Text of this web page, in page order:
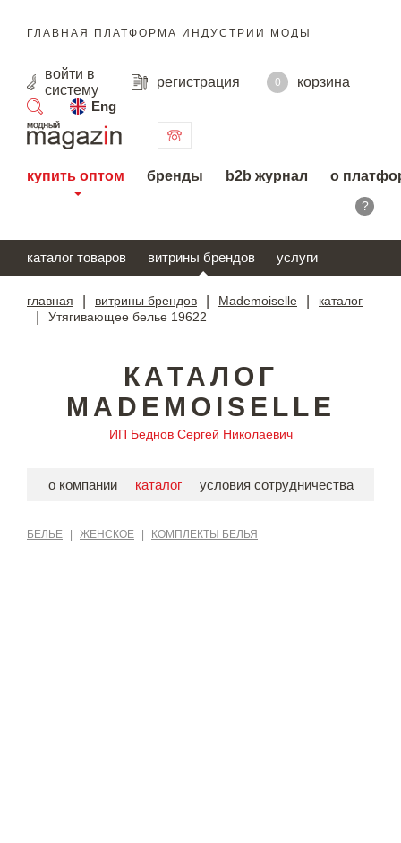
ГЛАВНАЯ ПЛАТФОРМА ИНДУСТРИИ МОДЫ
войти в
систему
регистрация 0
корзина
Eng
поиск
купить оптом бренды b2b журнал о
?
каталог товаров витрины брендов услуги
главная витрины брендов Mademoiselle каталог
Утягивающее белье 19622
КАТАЛОГ
MADEMOISELLE
ИП Беднов Сергей Николаевич
о компании каталог условия сотрудничества
БЕЛЬЕ ЖЕНСКОЕ КОМПЛЕКТЫ БЕЛЬЯ